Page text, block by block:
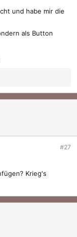
und habe mir die
als Button
#27
Krieg's